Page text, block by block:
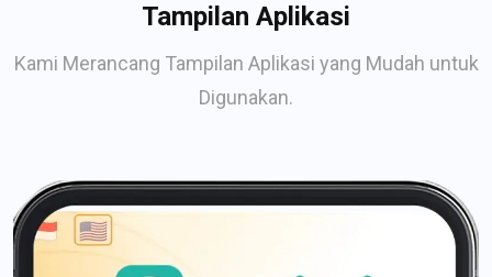
Tampilan Aplikasi
Kami Merancang Tampilan Aplikasi yang Mudah untuk
Digunakan.